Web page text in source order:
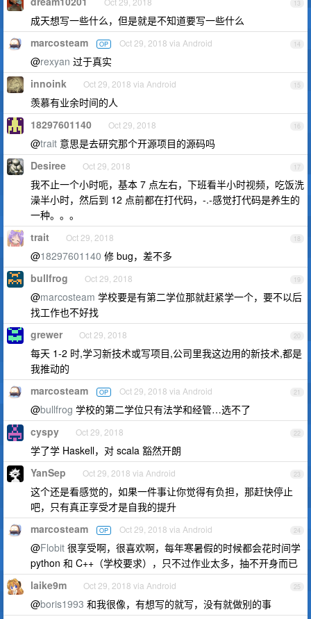
13
成天想写一些什么，但是就是不知道要写一些什么
14
marcosteam OP Oct 29, 2018 via Android
@rexyan 过于真实
15
innoink Oct 29, 2018 via Android
羡慕有业余时间的人
16
18297601140 Oct 29, 2018
@trait 意思是去研究那个开源项目的源码吗
17
Desiree Oct 29, 2018
我不止一个小时呃，基本 7 点左右，下班看半小时视频，吃饭洗
澡半小时，然后到 12 点前都在打代码，-.-感觉打代码是养生的
一种。。。
18
trait Oct 29, 2018
@18297601140 修 bug，差不多
19
bullfrog Oct 29, 2018
@marcosteam 学校要是有第二学位那就赶紧学一个，要不以后
找工作也不好找
20
grewer Oct 29, 2018
每天 1-2 时,学习新技术或写项目,公司里我这边用的新技术,都是
我推动的
21
marcosteam OP Oct 29, 2018 via Android
@bullfrog 学校的第二学位只有法学和经管…选不了
22
cyspy Oct 29, 2018
学了学 Haskell，对 scala 豁然开朗
23
YanSep Oct 29, 2018 via Android
这个还是看感觉的，如果一件事让你觉得有负担，那赶快停止
吧，只有真正享受才是自我的提升
24
marcosteam OP Oct 29, 2018 via Android
@Flobit 很享受啊，很喜欢啊，每年寒暑假的时候都会花时间学
python 和 C++（学校要求），只不过作业太多，抽不开身而已
25
laike9m Oct 29, 2018 via Android
@boris1993 和我很像，有想写的就写，没有就做别的事